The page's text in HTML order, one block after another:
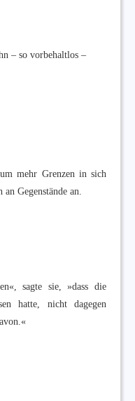
– so vorbehaltlos –
mehr Grenzen in sich
Gegenstände an.
sagte sie, »dass die
hatte, nicht dagegen